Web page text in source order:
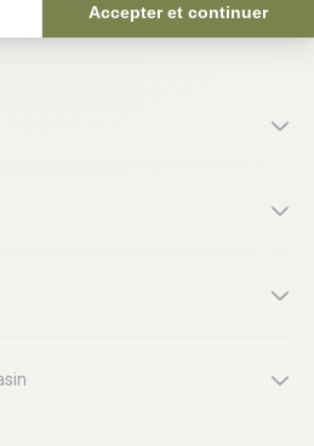
Accepter et continuer